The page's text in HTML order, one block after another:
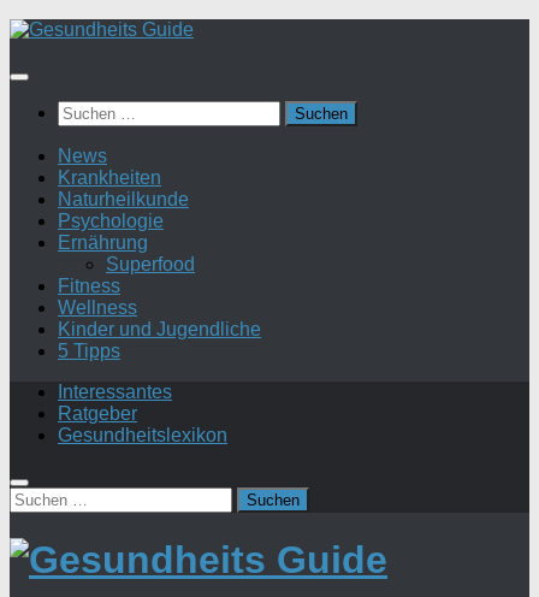
Suchen
nach:
News
Krankheiten
Naturheilkunde
Psychologie
Ernährung
Superfood
Fitness
Wellness
Kinder und Jugendliche
5 Tipps
Interessantes
Ratgeber
Gesundheitslexikon
Suchen
nach: